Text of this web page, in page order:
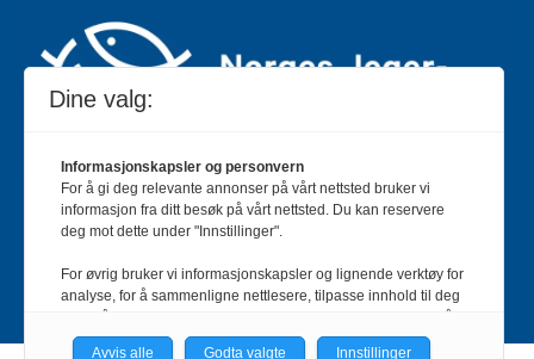
Jakt & Fiske er landets største og eldste magasin for
jakt- og fiskeinteresserte med 195 000 månedlige
Bladet er en månedlig publikasjon og utgis av Norges
Jeger- og Fiskerforbund.
Meld deg inn her
Dine valg:
Informasjonskapsler og personvern
For å gi deg relevante annonser på vårt nettsted bruker vi
informasjon fra ditt besøk på vårt nettsted. Du kan reservere
deg mot dette under "Innstillinger".
For øvrig bruker vi informasjonskapsler og lignende verktøy for
analyse, for å sammenligne nettlesere, tilpasse innhold til deg
personvernerklæring.
Avvis alle
Godta valgte Innstillinger